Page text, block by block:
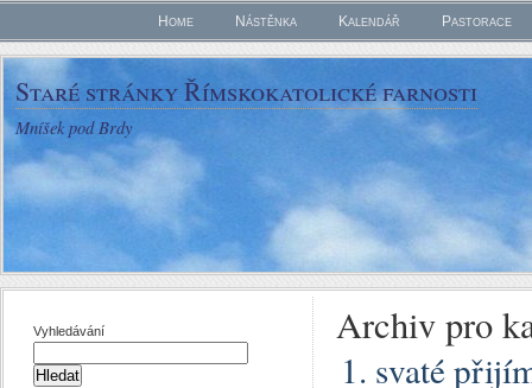
Home Nástěnka Kalendář Pastorace
Staré stránky Římskokatolické farnosti
Mníšek pod Brdy
Archiv pro
1. svaté
Vyhledávání